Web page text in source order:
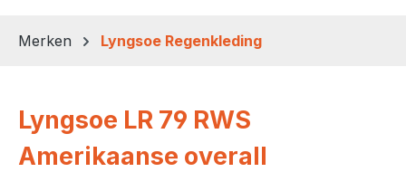
Merken Lyngsoe Regenkleding
Lyngsoe LR 79 RWS
Amerikaanse overall